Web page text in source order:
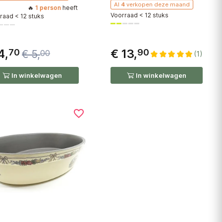
winkelwagen toegevoegd, doe mee!
1 personheeft dit artikel onlangs aan zijn winkelwagen toegevoegd,
< 12 stuks
70 € 5,00
In winkelwagen
Al 4verkopen deze maand
Voorraad < 12 stuks
€ 13,90 (1)
In winkelwagen
favorite_border